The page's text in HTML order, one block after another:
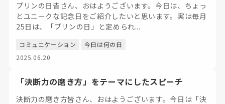
プリンの日皆さん、おはようございます。今日は、ちょっ
とユニークな記念日をご紹介したいと思います。実は毎月
25日は、「プリンの日」と定められ...
コミュニケーション
今日は何の日
2025.06.20
「決断力の磨き方」をテーマにしたスピーチ
決断力の磨き方皆さん、おはようございます。今日は「決